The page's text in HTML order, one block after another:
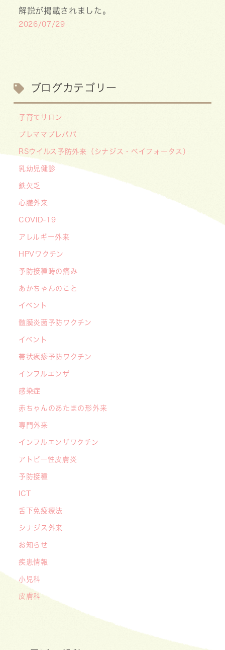
解説が掲載されました。
2026/07/29
2026/07/13
【お知らせ】川崎市の「麻しん（はしか）対策事
2026/07/07
【デジタル診察券に移行します】
2026/06/16
🌞2026年キッズドクター体験のお知らせ🌞
【メディア・取材】学研の子育て応援サイト「こ
そだてまっぷ」に大熊喜彰院長監修の記事（こど
もの日焼け対策）がアップされました！
2026/05/19
――「武蔵小杉 森のこどもクリニック」の新た
な挑戦
2026/05/08
【メディア・取材】４月１０日発売「子供の科
学」５月号の「なぜ？なぜ？どうして？」で大熊
ゴールデンウィーク（GW）の処方薬受け取りに
関する重要なお願い〜処方箋の有効期限は当日を
含めて「4日間」です〜
ブログカテゴリー
子育てサロン
プレママプレパパ
RSウイルス予防外来（シナジス・ベイフォータス）
乳幼児健診
鉄欠乏
心臓外来
COVID-19
アレルギー外来
HPVワクチン
予防接種時の痛み
あかちゃんのこと
イベント
髄膜炎菌予防ワクチン
イベント
帯状疱疹予防ワクチン
インフルエンザ
感染症
赤ちゃんのあたまの形外来
専門外来
インフルエンザワクチン
アトピー性皮膚炎
予防接種
ICT
舌下免疫療法
シナジス外来
お知らせ
疾患情報
小児科
皮膚科